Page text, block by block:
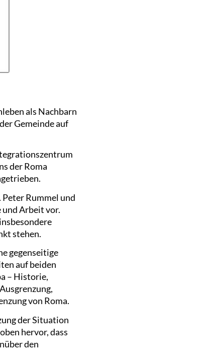
als Nachbarn
Gemeinde auf
der Roma
Rummel und
und Arbeit vor.
stehen.
gegenseitige
auf beiden
– Historie,
von Roma.
der Situation
hervor, dass
den